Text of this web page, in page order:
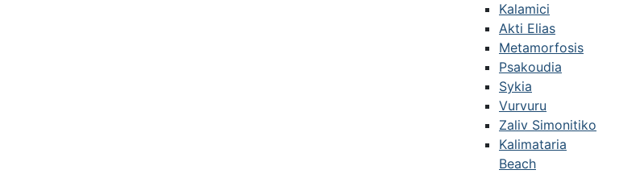
Kalamici
Akti Elias
Metamorfosis
Psakoudia
Sykia
Vurvuru
Zaliv Simonitiko
Kalimataria
Beach